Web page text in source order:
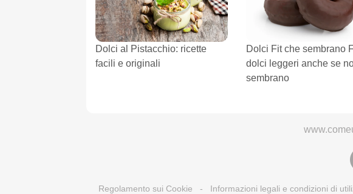
Dolci al Pistacchio: ricette
facili e originali
Dolci Fit che sembrano
dolci leggeri anche se
sembrano
Regolamento sui Cookie - Informazioni legali e condizioni di